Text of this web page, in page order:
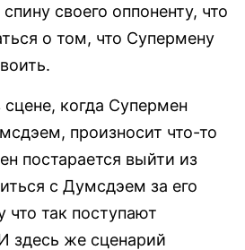
своего оппоненту, что
о том, что Супермену
когда Супермен
произносит что-то
постарается выйти из
с Думсдэем за его
что так поступают
здесь же сценарий